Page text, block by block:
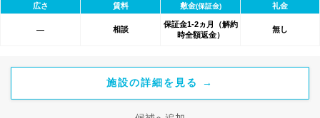
広さ 賃料 敷金(保証金) 礼金
― 相談
保証金1-2ヵ月（解約
時全額返金）
無し
施設の詳細を見る →